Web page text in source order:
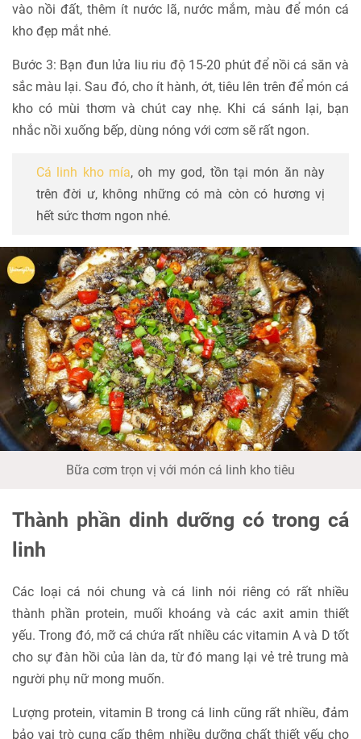
vào nồi đất, thêm ít nước lã, nước mắm, màu để món cá
kho đẹp mắt nhé.
Bước 3: Bạn đun lửa liu riu độ 15-20 phút để nồi cá săn và
sắc màu lại. Sau đó, cho ít hành, ớt, tiêu lên trên để món cá
kho có mùi thơm và chút cay nhẹ. Khi cá sánh lại, bạn
nhắc nồi xuống bếp, dùng nóng với cơm sẽ rất ngon.
Cá linh kho mía, oh my god, tồn tại món ăn này
trên đời ư, không những có mà còn có hương vị
hết sức thơm ngon nhé.
Bữa cơm trọn vị với món cá linh kho tiêu
Thành phần dinh dưỡng có trong cá
linh
Các loại cá nói chung và cá linh nói riêng có rất nhiều
thành phần protein, muối khoáng và các axit amin thiết
yếu. Trong đó, mỡ cá chứa rất nhiều các vitamin A và D tốt
cho sự đàn hồi của làn da, từ đó mang lại vẻ trẻ trung mà
người phụ nữ mong muốn.
Lượng protein, vitamin B trong cá linh cũng rất nhiều, đảm
bảo vai trò cung cấp thêm nhiều dưỡng chất thiết yếu cho